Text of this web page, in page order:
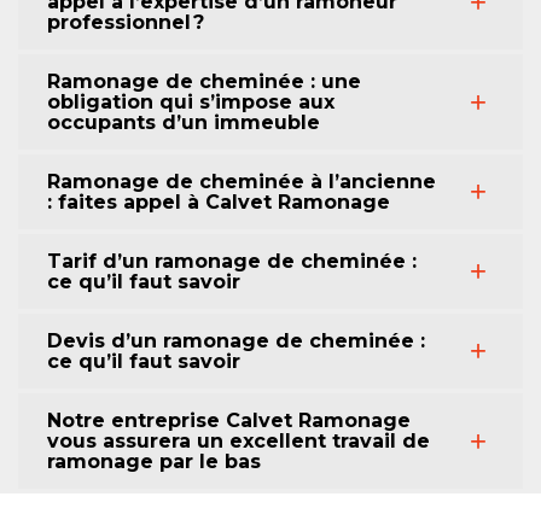
professionnel ?
Ramonage de cheminée : une
obligation qui s’impose aux
occupants d’un immeuble
Ramonage de cheminée à l’ancienne
: faites appel à Calvet Ramonage
Tarif d’un ramonage de cheminée :
ce qu’il faut savoir
Devis d’un ramonage de cheminée :
ce qu’il faut savoir
Notre entreprise Calvet Ramonage
vous assurera un excellent travail de
ramonage par le bas